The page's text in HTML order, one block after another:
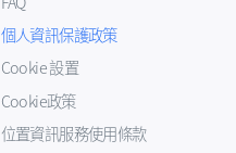
個人資訊保護政策
Cookie 設置
Cookie政策
位置資訊服務使用條款